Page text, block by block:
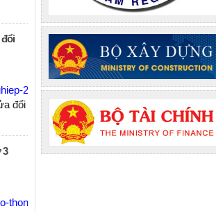
2020.pdf
đổi
3
tu-116-28062021.pdf